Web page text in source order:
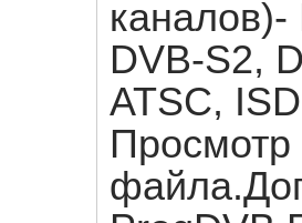
DVB-S2,
ATSC,
Просмотр